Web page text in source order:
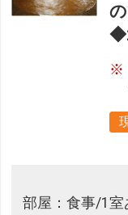
部屋：食事/1室